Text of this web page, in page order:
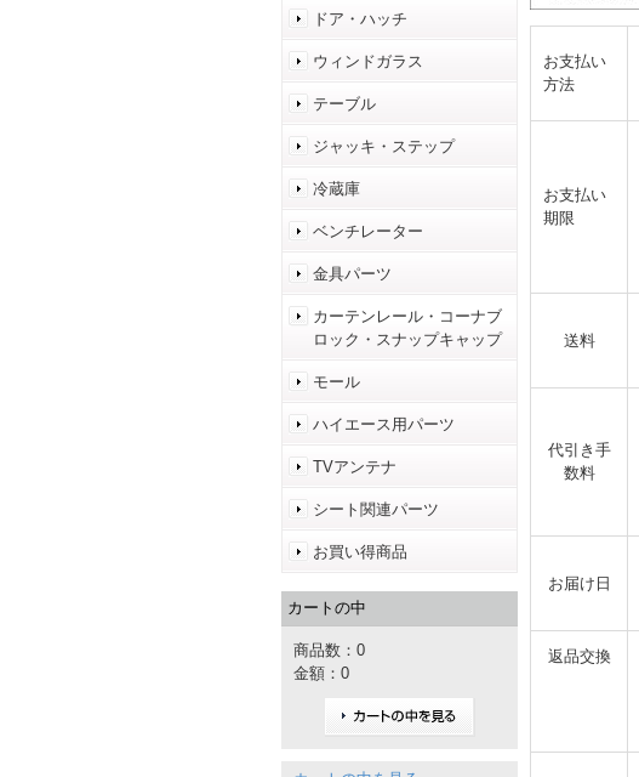
お支払い
方法
お支払い
期限
送料
代引き手
数料
お届け日
返品交換
ドア・ハッチ
ウィンドガラス
テーブル
ジャッキ・ステップ
冷蔵庫
ベンチレーター
金具パーツ
カーテンレール・コーナブ
ロック・スナップキャップ
モール
ハイエース用パーツ
TVアンテナ
シート関連パーツ
お買い得商品
カートの中
商品数：0
金額：0